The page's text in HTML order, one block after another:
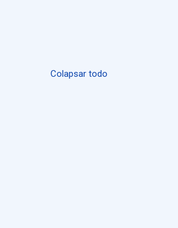
Colapsar todo